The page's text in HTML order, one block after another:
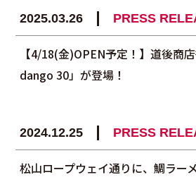
2025.03.26 PRESS
【4/18(金)OPEN予定！】道後商
dango 30」が登場！
2024.12.25 PRESS
松山ロープウェイ通りに、鯛ラー